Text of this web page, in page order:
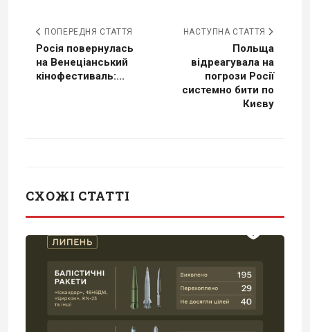
ПОПЕРЕДНЯ СТАТТЯ
Росія повернулась
на Венеціанський
кінофестиваль:...
НАСТУПНА СТАТТЯ
Польща
відреагувала на
погрози Росії
системно бити по
Києву
СХОЖІ СТАТТІ